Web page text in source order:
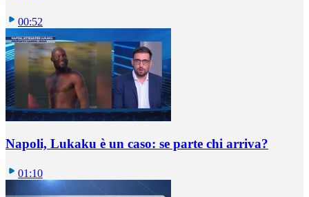
00:52
Napoli, Lukaku è un caso: se parte chi arriva?
01:10